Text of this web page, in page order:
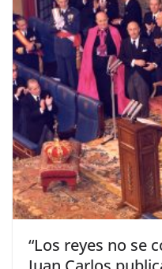
​“Los reyes no se